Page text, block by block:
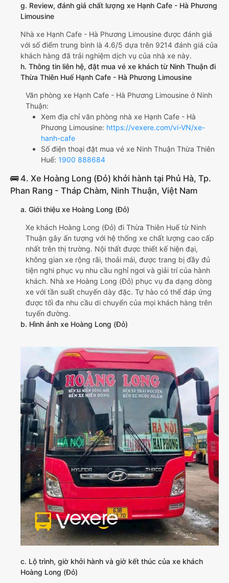
g. Review, đánh giá chất lượng xe Hạnh Cafe - Hà Phương
Limousine
Nhà xe Hạnh Cafe - Hà Phương Limousine được đánh giá
với số điểm trung bình là 4.6/5 dựa trên 9214 đánh giá của
khách hàng đã trải nghiệm dịch vụ của nhà xe này.
h. Thông tin liên hệ, đặt mua vé xe khách từ Ninh Thuận đi
Thừa Thiên Huế Hạnh Cafe - Hà Phương Limousine
Văn phòng xe Hạnh Cafe - Hà Phương Limousine ở Ninh
Thuận:
Xem địa chỉ văn phòng nhà xe Hạnh Cafe - Hà
Phương Limousine: https://vexere.com/vi-VN/xe-
hanh-cafe
Số điện thoại đặt mua vé xe Ninh Thuận Thừa Thiên
Huế: 1900 888684
🚌 4. Xe Hoàng Long (Đỏ) khởi hành tại Phủ Hà, Tp.
Phan Rang - Tháp Chàm, Ninh Thuận, Việt Nam
a. Giới thiệu xe Hoàng Long (Đỏ)
Xe khách Hoàng Long (Đỏ) đi Thừa Thiên Huế từ Ninh
Thuận gây ấn tượng với hệ thống xe chất lượng cao cấp
nhất trên thị trường. Nội thất được thiết kế hiện đại,
không gian xe rộng rãi, thoải mái, được trang bị đầy đủ
tiện nghi phục vụ nhu cầu nghỉ ngơi và giải trí của hành
khách. Nhà xe Hoàng Long (Đỏ) phục vụ đa dạng dòng
xe với tần suất chuyến dày đặc. Tự hào có thể đáp ứng
được tối đa nhu cầu di chuyển của mọi khách hàng trên
tuyến đường.
b. Hình ảnh xe Hoàng Long (Đỏ)
c. Lộ trình, giờ khởi hành và giờ kết thúc của xe khách
Hoàng Long (Đỏ)